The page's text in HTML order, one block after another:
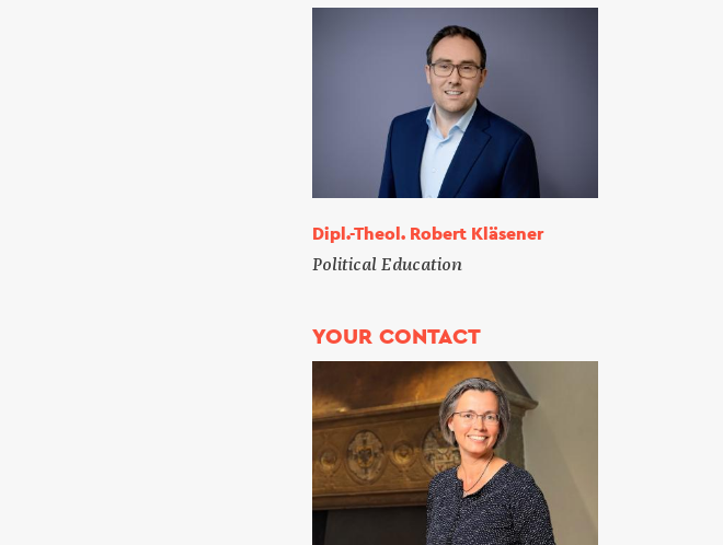
Dipl.-Theol. Robert Kläsener
Political Education
YOUR CONTACT